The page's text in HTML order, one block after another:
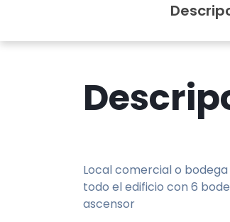
Local comercial o
todo el edificio con 6
ascensor